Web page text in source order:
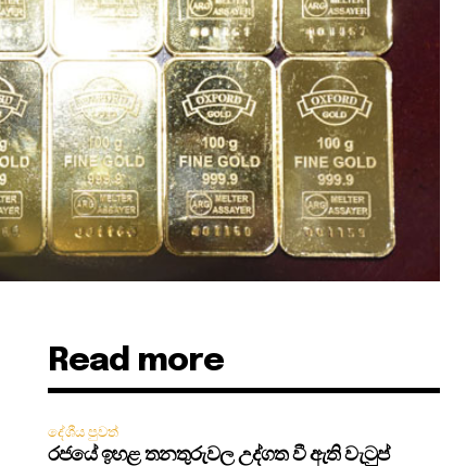
Read more
දේශීය පුවත්
රජයේ ඉහළ තනතුරුවල උද්ගත වී ඇති වැටුප්